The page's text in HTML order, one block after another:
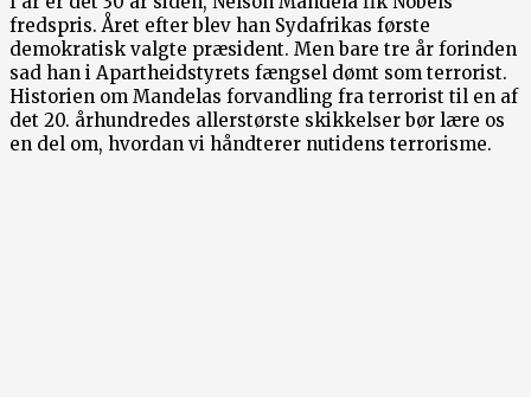
fredspris. Året efter blev han Sydafrikas første
demokratisk valgte præsident. Men bare tre år forinden
sad han i Apartheidstyrets fængsel dømt som terrorist.
Historien om Mandelas forvandling fra terrorist til en af
det 20. århundredes allerstørste skikkelser bør lære os
en del om, hvordan vi håndterer nutidens terrorisme.